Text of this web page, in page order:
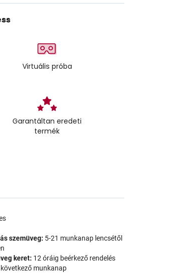
Virtuális próba
Garantáltan eredeti
termék
szemüveg: 5-21 munkanap lencsétől
keret: 12 óráig beérkező rendelés
munkanap